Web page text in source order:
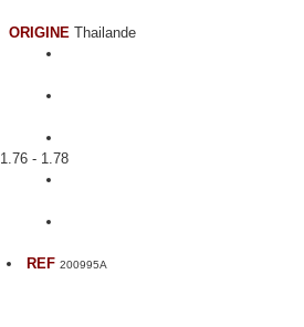
ORIGINE Thailande
1.76 - 1.78
REF 200995A